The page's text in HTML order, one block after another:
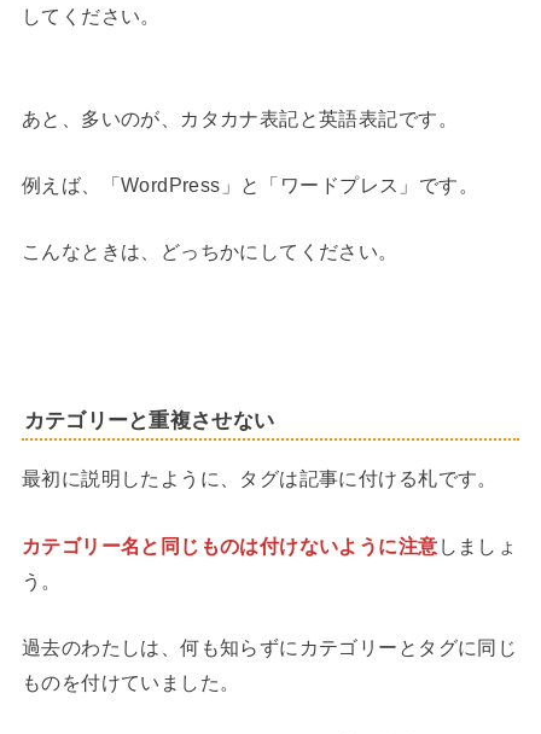
してください。
あと、多いのが、カタカナ表記と英語表記です。
例えば、「WordPress」と「ワードプレス」です。
こんなときは、どっちかにしてください。
カテゴリーと重複させない
最初に説明したように、タグは記事に付ける札です。
カテゴリー名と同じものは付けないように注意 しましょ
う。
過去のわたしは、何も知らずにカテゴリーとタグに同じ
ものを付けていました。